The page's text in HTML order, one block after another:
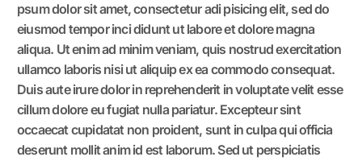
psum dolor sit amet, consectetur adi pisicing elit, sed do
eiusmod tempor inci didunt ut labore et dolore magna
aliqua. Ut enim ad minim veniam, quis nostrud exercitation
ullamco laboris nisi ut aliquip ex ea commodo consequat.
Duis aute irure dolor in reprehenderit in voluptate velit esse
cillum dolore eu fugiat nulla pariatur. Excepteur sint
occaecat cupidatat non proident, sunt in culpa qui officia
deserunt mollit anim id est laborum. Sed ut perspiciatis